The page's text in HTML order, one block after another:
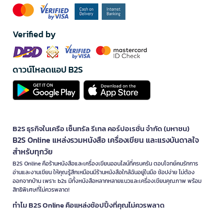
Verified by
ดาวน์โหลดแอป B2S
B2S ธุรกิจในเครือ เซ็นทรัล รีเทล คอร์ปอเรชั่น จำกัด (มหาชน)
B2S Online แหล่งรวมหนังสือ เครื่องเขียน และแรงบันดาลใจ
สำหรับทุกวัย
B2S Online คือร้านหนังสือและเครื่องเขียนออนไลน์ที่ครบครัน ตอบโจทย์คนรักการ
อ่านและงานเขียน ให้คุณรู้สึกเหมือนมีร้านหนังสือใกล้ฉันอยู่ในมือ ช้อปง่าย ไม่ต้อง
ออกจากบ้าน เพราะ b2s มีทั้งหนังสือหลากหลายแนวและเครื่องเขียนคุณภาพ พร้อม
สิทธิพิเศษที่ไม่ควรพลาด!
ทำไม B2S Online คือแหล่งช้อปปิ้งที่คุณไม่ควรพลาด